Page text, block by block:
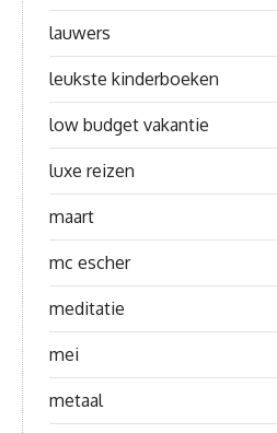
lauwers
leukste kinderboeken
low budget vakantie
luxe reizen
maart
mc escher
meditatie
mei
metaal